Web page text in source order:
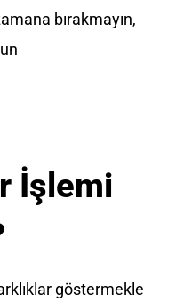
bırakmayın,
İşlemi
göstermekle